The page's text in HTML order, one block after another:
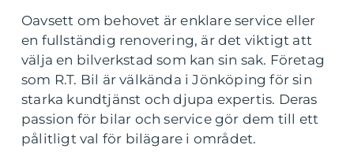
Oavsett om behovet är enklare service eller
en fullständig renovering, är det viktigt att
välja en bilverkstad som kan sin sak. Företag
som R.T. Bil är välkända i Jönköping för sin
starka kundtjänst och djupa expertis. Deras
passion för bilar och service gör dem till ett
pålitligt val för bilägare i området.